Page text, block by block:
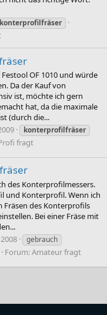
konterprofilfräser
OF 1010 und würde
Da der Kauf von
ist, möchte ich gern
hat, da die maximale
(durch die...
konterprofilfräser
fragt
des Konterprofilmessers.
und Konterprofil. Wenn ich
Fräsen des Konterprofils
Bei einer Fräse mit
gebrauch
Forum:Amateur fragt